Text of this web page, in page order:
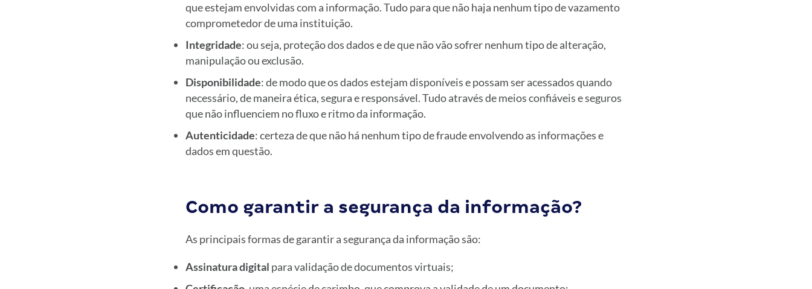
que estejam envolvidas com a informação. Tudo para que não haja nenhum tipo de vazamento
comprometedor de uma instituição.
Integridade: ou seja, proteção dos dados e de que não vão sofrer nenhum tipo de alteração,
manipulação ou exclusão.
Disponibilidade: de modo que os dados estejam disponíveis e possam ser acessados quando
necessário, de maneira ética, segura e responsável. Tudo através de meios confiáveis e seguros
que não influenciem no fluxo e ritmo da informação.
Autenticidade: certeza de que não há nenhum tipo de fraude envolvendo as informações e
dados em questão.
Como garantir a segurança da informação?
As principais formas de garantir a segurança da informação são:
Assinatura digital para validação de documentos virtuais;